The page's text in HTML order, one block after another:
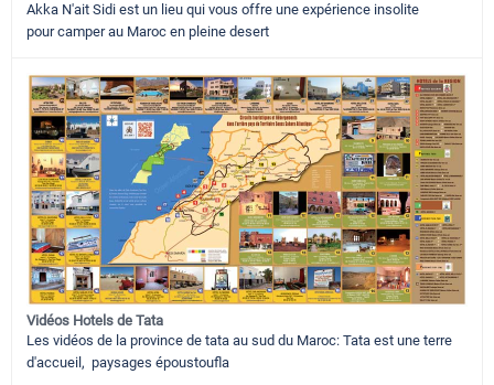
Akka N'ait Sidi est un lieu qui vous offre une expérience insolite
pour camper au Maroc en pleine desert
Vidéos Hotels de Tata
Les vidéos de la province de tata au sud du Maroc: Tata est une terre
d'accueil, paysages époustoufla